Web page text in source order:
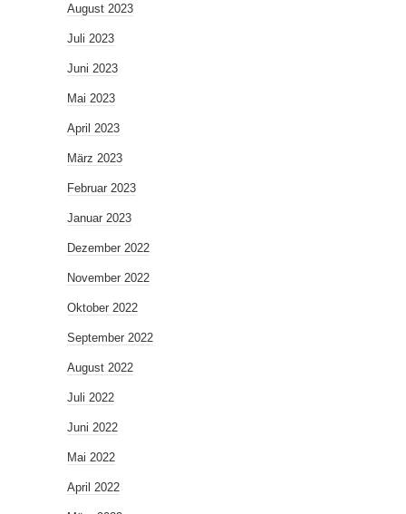
August 2023
Juli 2023
Juni 2023
Mai 2023
April 2023
März 2023
Februar 2023
Januar 2023
Dezember 2022
November 2022
Oktober 2022
September 2022
August 2022
Juli 2022
Juni 2022
Mai 2022
April 2022